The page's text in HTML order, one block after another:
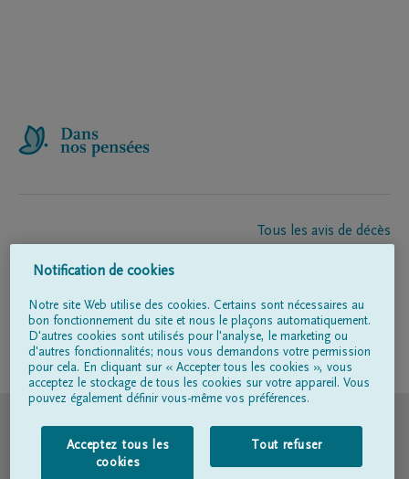
Tous les avis de décès
Entrepreneur de pompes funèbres
Suivez-nous sur
Conditions d'utilisation
Notification de cookies
Notre site Web utilise des cookies. Certains sont nécessaires au
bon fonctionnement du site et nous le plaçons automatiquement.
D'autres cookies sont utilisés pour l'analyse, le marketing ou
d'autres fonctionnalités; nous vous demandons votre permission
pour cela. En cliquant sur « Accepter tous les cookies », vous
acceptez le stockage de tous les cookies sur votre appareil. Vous
pouvez également définir vous-même vos préférences.
Acceptez tous les
cookies
Tout refuser